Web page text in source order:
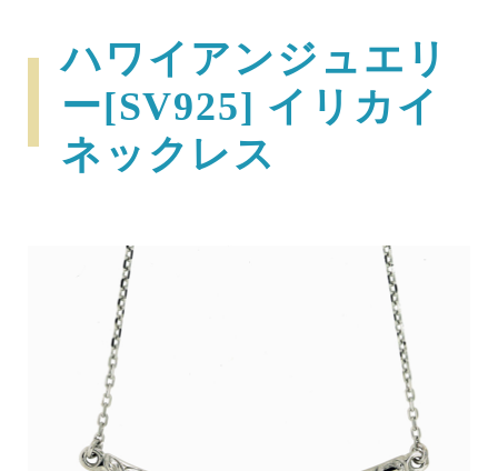
ハワイアンジュエリ
ー[SV925] イリカイ
ネックレス